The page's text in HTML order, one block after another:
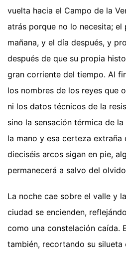
vuelta hacia el Campo de la
atrás porque no lo necesita; el
mañana, y el día después, y
después de que su propia
gran corriente del tiempo. Al
los nombres de los reyes que
ni los datos técnicos de la
sino la sensación térmica de
la mano y esa certeza extraña
dieciséis arcos sigan en pie,
permanecerá a salvo del
La noche cae sobre el valle y
ciudad se encienden,
como una constelación caída.
también, recortando su